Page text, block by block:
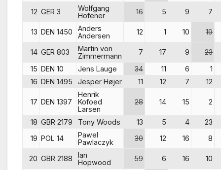
12 GER 3
Wolfgang
Hofener
16 5 9 7
13 DEN 1450
Anders
Andersen
12 1 10 19
14 GER 803
Martin von
Zimmermann
7 17 9
23
15 DEN 10 Jens Lauge 34 11 6
1
16 DEN 1495 Jesper Højer 11 12 7 12
17 DEN 1397
Henrik
Kofoed
Larsen
28 14 15 2
18 GBR 2179 Tony Woods 13 5 4
23
19 POL 14
Pawel
Pawlaczyk
30 12 16 8
20 GBR 2188
Ian
Hopwood
59 6 16
10